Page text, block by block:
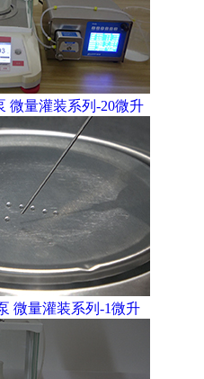
微量灌装系列-20微升
微量灌装系列-1微升